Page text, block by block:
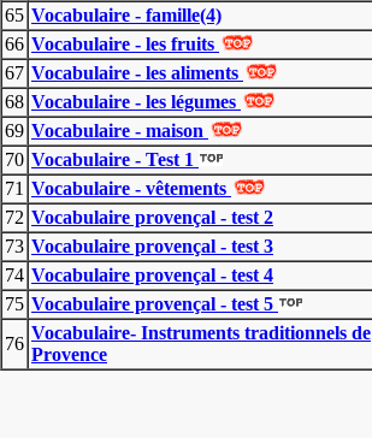
65 Vocabulaire - famille(4)
66 Vocabulaire - les fruits
67 Vocabulaire - les aliments
68 Vocabulaire - les légumes
69 Vocabulaire - maison
70 Vocabulaire - Test 1
71 Vocabulaire - vêtements
72 Vocabulaire provençal - test 2
73 Vocabulaire provençal - test 3
74 Vocabulaire provençal - test 4
75 Vocabulaire provençal - test 5
76
Vocabulaire- Instruments traditionnels de
Provence